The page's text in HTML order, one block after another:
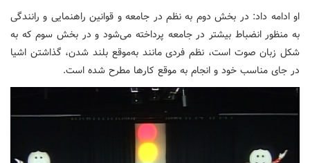
او ادامه داد: در بخش دوم به نظم در جامعه و قوانین راهنمایی و رانندگی
به منظور انضباط بیشتر در جامعه پرداخته می‌شود و در بخش سوم که به
شکل زبان صوت است، نظم فردی مانند به‌موقع بلند شدن، گذاشتن اشیا
در جای مناسب خود و انجام به موقع کارها مطرح شده است.